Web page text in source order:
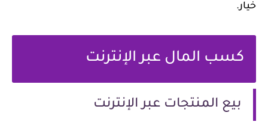
خيار.
كسب المال عبر الإنترنت
بيع المنتجات عبر الإنترنت